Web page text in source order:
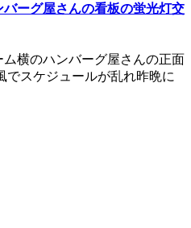
ーグ屋さんの看板の蛍光灯交
横のハンバーグ屋さんの正面
でスケジュールが乱れ昨晩に